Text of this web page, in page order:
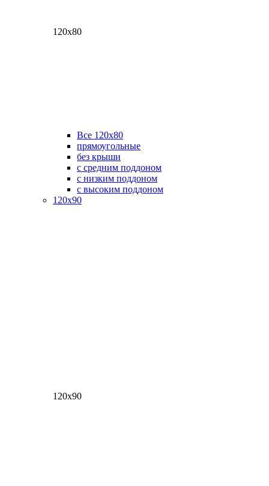
120х80
Все 120х80
прямоугольные
без крыши
с средним поддоном
с низким поддоном
с высоким поддоном
120х90
120х90